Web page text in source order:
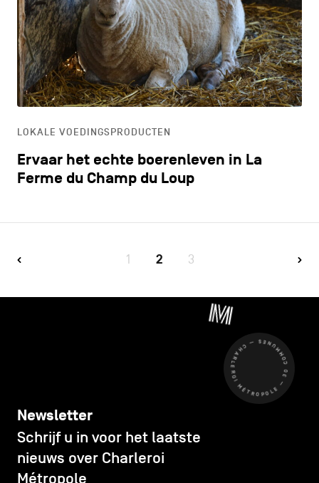
LOKALE VOEDINGSPRODUCTEN
Ervaar het echte boerenleven in La
Ferme du Champ du Loup
1 2 3
CHARLEROI MÉTROPOLE — 30 COMMUNES —
Newsletter
Schrijf u in voor het laatste
nieuws over Charleroi
Métropole